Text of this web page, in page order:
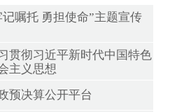
记嘱托 勇担使命”主题宣传
贯彻习近平新时代中国特色
主义思想
预决算公开平台